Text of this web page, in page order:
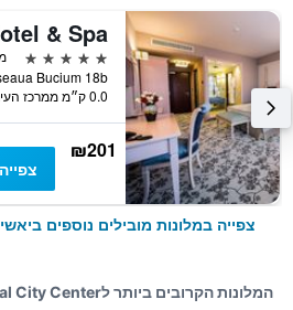
5 כוכבים
0.0 ק״מ ממרכז העיר
₪201
צפייה במלונות מובילים נוספים ביאשי
המלונות הקרובים ביותר לHotel Continental City Center